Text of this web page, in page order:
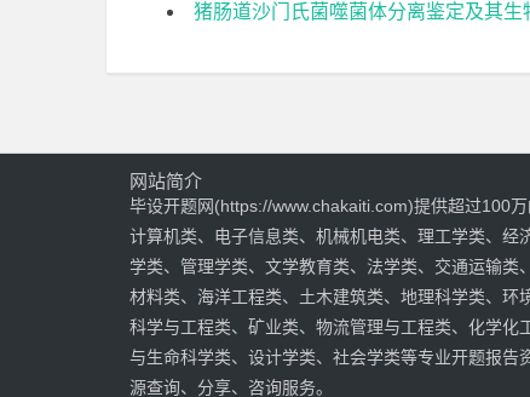
猪肠道沙门氏菌噬菌体分离鉴定及其生
网站简介
毕设开题网(https://www.chakaiti.com)提供超过100万
计算机类、电子信息类、机械机电类、理工学类、经
学类、管理学类、文学教育类、法学类、交通运输类、
材料类、海洋工程类、土木建筑类、地理科学类、环
科学与工程类、矿业类、物流管理与工程类、化学化
与生命科学类、设计学类、社会学类等专业开题报告
源查询、分享、咨询服务。